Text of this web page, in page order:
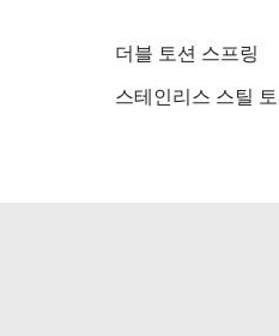
더블 토션 스프링
스테인리스 스틸